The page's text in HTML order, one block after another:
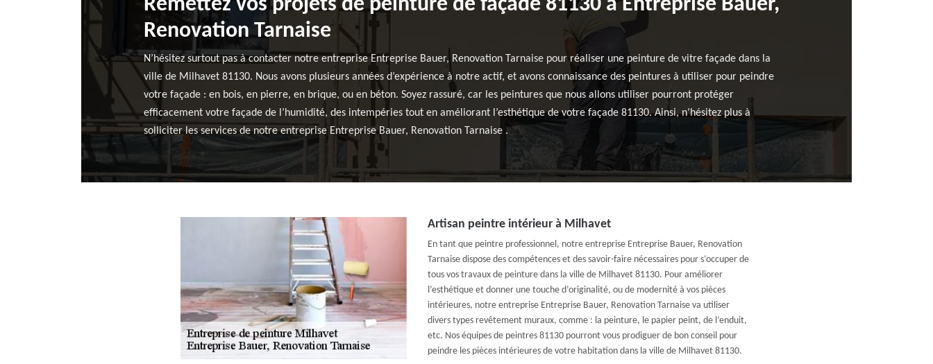
Remettez vos projets de peinture de façade 81130 à Entreprise Bauer,
Renovation Tarnaise
N’hésitez surtout pas à contacter notre entreprise Entreprise Bauer, Renovation Tarnaise pour réaliser une peinture de vitre façade dans la
ville de Milhavet 81130. Nous avons plusieurs années d’expérience à notre actif, et avons connaissance des peintures à utiliser pour peindre
votre façade : en bois, en pierre, en brique, ou en béton. Soyez rassuré, car les peintures que nous allons utiliser pourront protéger
efficacement votre façade de l’humidité, des intempéries tout en améliorant l’esthétique de votre façade 81130. Ainsi, n’hésitez plus à
solliciter les services de notre entreprise Entreprise Bauer, Renovation Tarnaise .
Artisan peintre intérieur à Milhavet
En tant que peintre professionnel, notre entreprise Entreprise Bauer, Renovation
Tarnaise dispose des compétences et des savoir-faire nécessaires pour s’occuper de
tous vos travaux de peinture dans la ville de Milhavet 81130. Pour améliorer
l’esthétique et donner une touche d’originalité, ou de modernité à vos pièces
intérieures, notre entreprise Entreprise Bauer, Renovation Tarnaise va utiliser
divers types revêtement muraux, comme : la peinture, le papier peint, de l’enduit,
etc. Nos équipes de peintres 81130 pourront vous prodiguer de bon conseil pour
peindre les pièces intérieures de votre habitation dans la ville de Milhavet 81130.